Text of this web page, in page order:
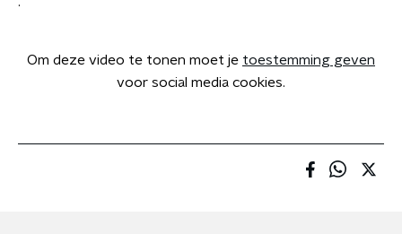
Om deze video te tonen moet je toestemming geven
voor social media cookies.